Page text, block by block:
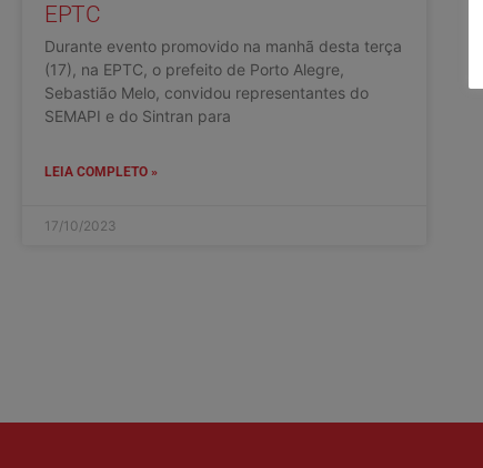
EPTC
Durante evento promovido na manhã desta terça
(17), na EPTC, o prefeito de Porto Alegre,
Sebastião Melo, convidou representantes do
SEMAPI e do Sintran para
LEIA COMPLETO »
17/10/2023